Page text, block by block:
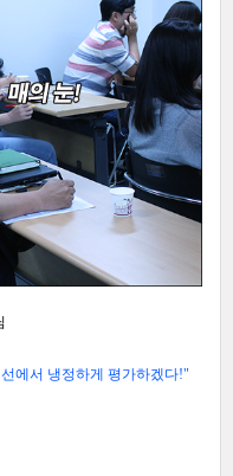
에서 냉정하게 평가하겠다!"